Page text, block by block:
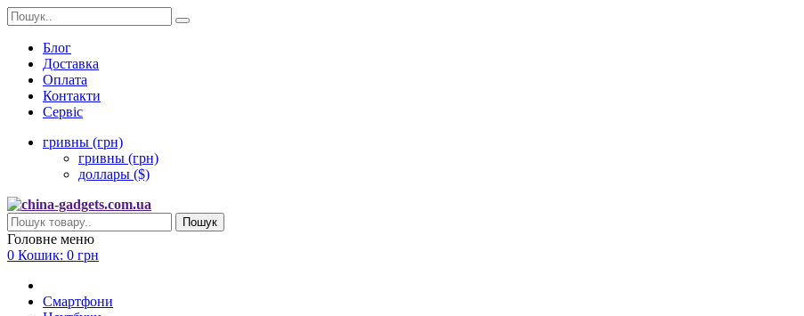
Блог
Доставка
Оплата
Контакти
Сервіс
гривны (грн)
гривны (грн)
доллары ($)
Пошук
Головне меню
0 Кошик: 0 грн
Смартфони